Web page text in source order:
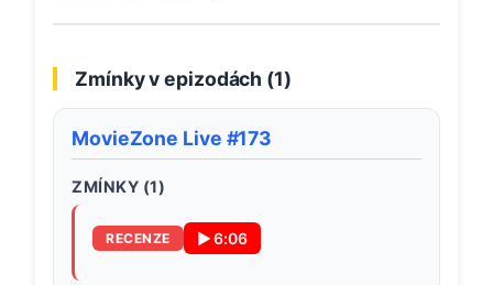
Zmínky v epizodách (1)
MovieZone Live #173
ZMÍNKY (1)
RECENZE ▶6:06